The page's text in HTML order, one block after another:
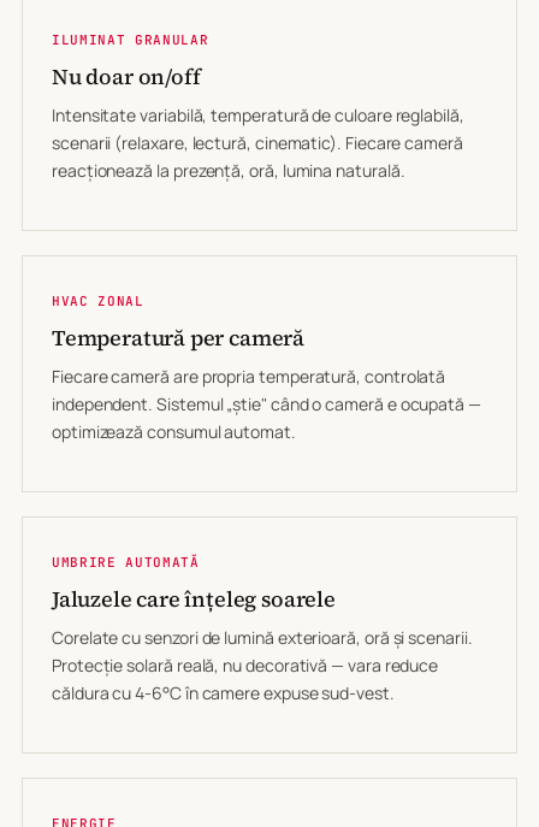
ILUMINAT GRANULAR
Nu doar on/off
Intensitate variabilă, temperatură de culoare reglabilă,
scenarii (relaxare, lectură, cinematic). Fiecare cameră
reacționează la prezență, oră, lumina naturală.
HVAC ZONAL
Temperatură per cameră
Fiecare cameră are propria temperatură, controlată
independent. Sistemul „știe" când o cameră e ocupată —
optimizează consumul automat.
UMBRIRE AUTOMATĂ
Jaluzele care înțeleg soarele
Corelate cu senzori de lumină exterioară, oră și scenarii.
Protecție solară reală, nu decorativă — vara reduce
căldura cu 4-6°C în camere expuse sud-vest.
ENERGIE